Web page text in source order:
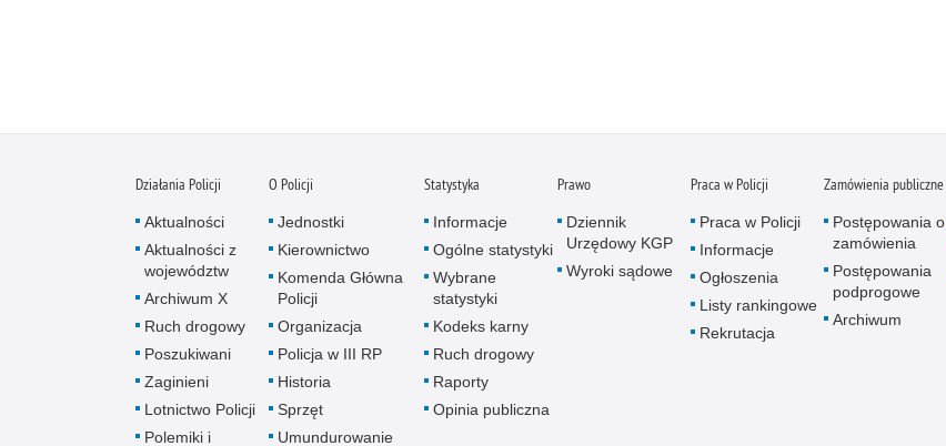
Działania Policji
Aktualności
Aktualności z
województw
Archiwum X
Ruch drogowy
Poszukiwani
Zaginieni
Lotnictwo Policji
Polemiki i
O Policji
Jednostki
Kierownictwo
Komenda Główna
Policji
Organizacja
Policja w III RP
Historia
Sprzęt
Umundurowanie
Statystyka
Informacje
Ogólne statystyki
Wybrane
statystyki
Kodeks karny
Ruch drogowy
Raporty
Opinia publiczna
Prawo
Dziennik
Urzędowy KGP
Wyroki sądowe
Praca w Policji
Praca w Policji
Informacje
Ogłoszenia
Listy rankingowe
Rekrutacja
Zamówienia publiczne
Postępowania o
zamówienia
Postępowania
podprogowe
Archiwum